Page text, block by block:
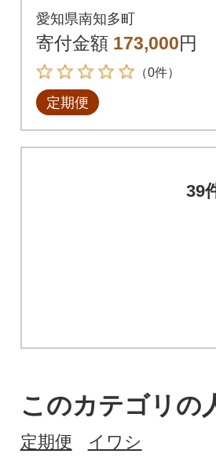
ハーブティー(おまか
せセット20個入り×3
袋)全12回
愛知県南知多町
寄付金額 173,000円
（0件）
定期便
39
このカテゴリの
定期便 イワシ